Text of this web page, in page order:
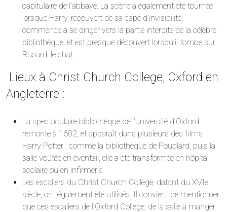
capitulaire de l’abbaye. La scène a également été tournée
lorsque Harry, recouvert de sa cape d’invisibilité,
commence à se diriger vers la partie interdite de la célèbre
bibliothèque, et est presque découvert lorsqu’il tombe sur
Rusard, le chat.
Lieux à Christ Church College, Oxford en
Angleterre :
La spectaculaire bibliothèque de l’université d’Oxford
remonte à 1602, et apparaît dans plusieurs des films
Harry Potter ; comme la bibliothèque de Poudlard, puis la
salle voûtée en éventail, elle a été transformée en hôpital
scolaire ou en infirmerie.
Les escaliers du Christ Church College, datant du XVIe
siècle, ont également été utilisés. Il convient de mentionner
que ces escaliers de l’Oxford College, de la salle à manger